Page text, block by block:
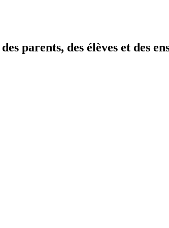
parents, des élèves et des